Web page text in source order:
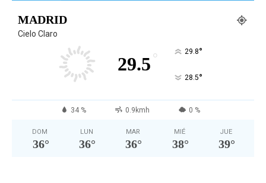
MADRID
Cielo Claro
29.5 ° 29.8°
28.5°
34 % 0.9kmh 0 %
DOM
36°
LUN
36°
MAR
36°
MIÉ
38°
JUE
39°